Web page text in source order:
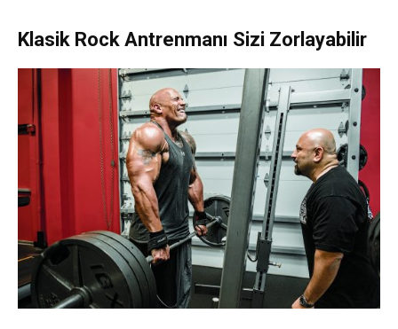
Klasik Rock Antrenmanı Sizi Zorlayabilir